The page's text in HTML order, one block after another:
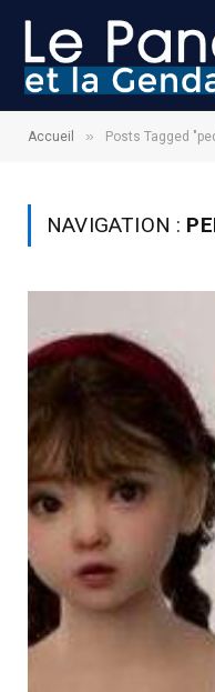
Accueil » Posts Tagged
NAVIGATION :